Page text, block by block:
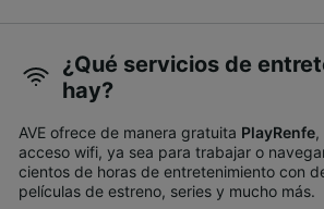
¿Qué servicios de
hay?
AVE ofrece de manera gratuita PlayRenfe
acceso wifi, ya sea para trabajar o
cientos de horas de entretenimiento con
películas de estreno, series y mucho más.